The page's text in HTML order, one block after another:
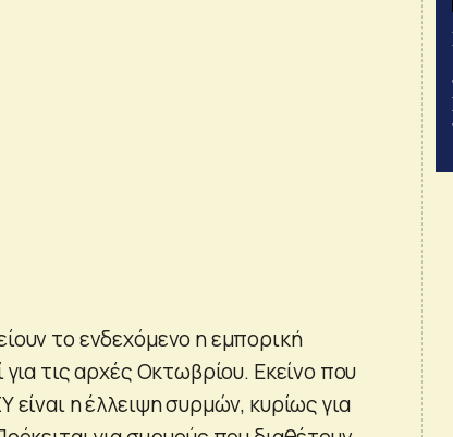
το ενδεχόμενο η εμπορική
τις αρχές Οκτωβρίου. Εκείνο που
η έλλειψη συρμών, κυρίως για